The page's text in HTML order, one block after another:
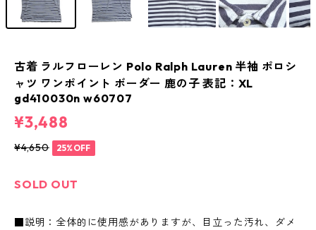
古着 ラルフローレン Polo Ralph Lauren 半袖 ポロシ
ャツ ワンポイント ボーダー 鹿の子 表記：XL
gd410030n w60707
¥3,488
¥4,650 25%OFF
SOLD OUT
■説明：全体的に使用感がありますが、目立った汚れ、ダメ